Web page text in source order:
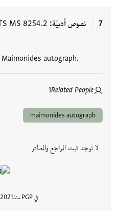
7 نصوص أدبيّة MS 8254.2
autograph.
Related People
1
maimonides autograph
لا توجد ثبت المراجع والمصادر
في PGP منذ 2021